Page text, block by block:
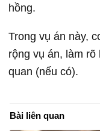
hồng.
Trong vụ án này,
rộng vụ án, làm
quan (nếu có).
Bài liên quan